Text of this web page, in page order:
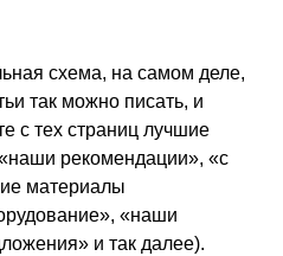
схема, на самом деле,
так можно писать, и
с тех страниц лучшие
рекомендации», «с
материалы
«наши
и так далее).